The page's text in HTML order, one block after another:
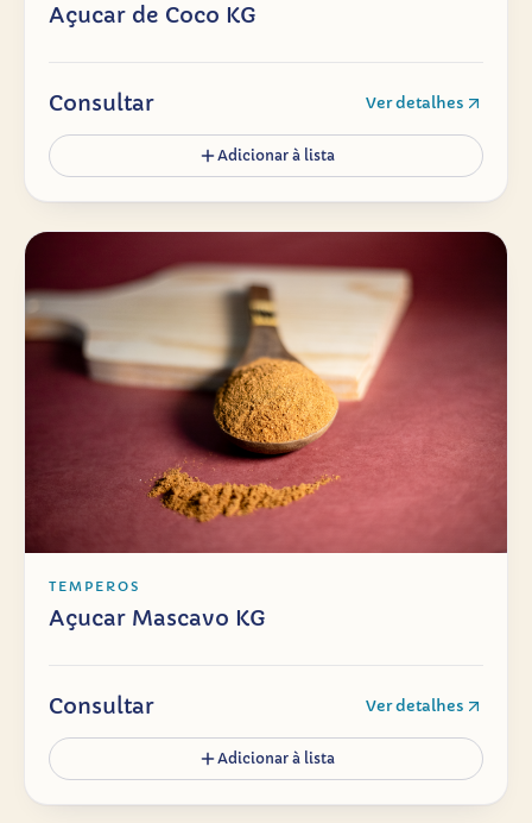
Açucar de Coco KG
Consultar Ver detalhes
Adicionar à lista
TEMPEROS
Açucar Mascavo KG
Consultar Ver detalhes
Adicionar à lista